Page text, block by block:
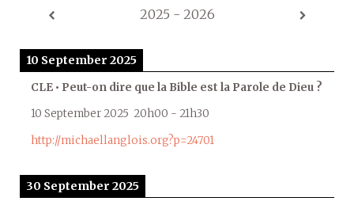
2025 - 2026
10 September 2025
CLE • Peut-on dire que la Bible est la Parole de Dieu ?
10 September 2025 20h00 - 21h30
http://michaellanglois.org?p=24701
30 September 2025